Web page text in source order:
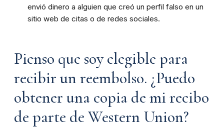
envió dinero a alguien que creó un perfil falso en un
sitio web de citas o de redes sociales.
Pienso que soy elegible para
recibir un reembolso. ¿Puedo
obtener una copia de mi recibo
de parte de Western Union?